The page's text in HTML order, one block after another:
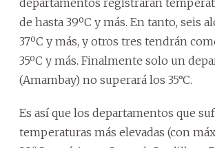
de hasta 39ºC y más. En tanto, seis
37ºC y más, y otros tres tendrán
35ºC y más. Finalmente solo un
(Amambay) no superará los 35°C.
Es así que los departamentos que
temperaturas más elevadas (con